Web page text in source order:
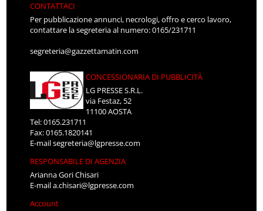
CONTATTACI
Per pubblicazione annunci, necrologi, offro e cerco lavoro,
contattare la segreteria al numero: 0165/231711
segreteria@gazzettamatin.com
CONCESSIONARIA DI PUBBLICITÀ
LG PRESSE S.R.L.
via Festaz, 52
11100 AOSTA
Tel: 0165.231711
Fax: 0165.1820141
E-mailsegreteria@lgpresse.com
RESPONSABILE DI AGENZIA
Arianna Gori Chisari
E-maila.chisari@lgpresse.com
Account